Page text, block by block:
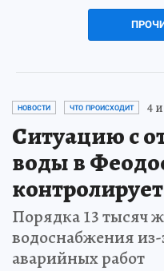
НОВОСТИ ЧТО ПРОИСХОДИТ 4
Ситуацию с
воды в
Порядка 13 тысяч
водоснабжения
аварийных работ